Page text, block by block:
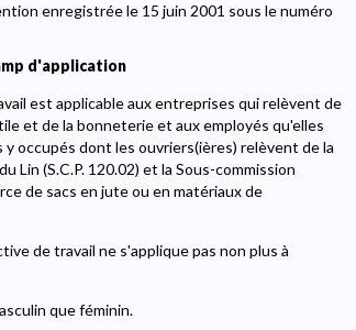
enregistrée le 15 juin 2001 sous le numéro
d'application
est applicable aux entreprises qui relèvent de
et de la bonneterie et aux employés qu'elles
occupés dont les ouvriers(ières) relèvent de la
Lin (S.C.P. 120.02) et la Sous-commission
de sacs en jute ou en matériaux de
de travail ne s'applique pas non plus à
que féminin.